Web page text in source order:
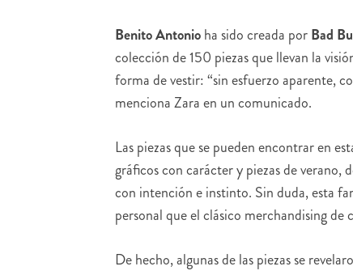
Benito Antonioha sido creada porBad
colección de 150 piezas que llevan la
forma de vestir: “sin esfuerzo aparente,
menciona Zara en un comunicado.
Las piezas que se pueden encontrar en
gráficos con carácter y piezas de
con intención e instinto. Sin duda, esta
personal que el clásico merchandising de
De hecho, algunas de las piezas se